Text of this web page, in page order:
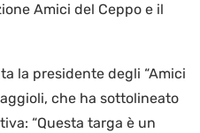
Amici del Ceppo e il
la presidente degli “Amici
che ha sottolineato
“Questa targa è un